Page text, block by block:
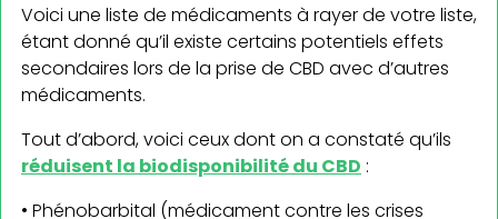
Voici une liste de médicaments à rayer de votre liste,
étant donné qu’il existe certains potentiels effets
secondaires lors de la prise de CBD avec d’autres
médicaments.
Tout d’abord, voici ceux dont on a constaté qu’ils
réduisent la biodisponibilité du CBD :
• Phénobarbital (médicament contre les crises